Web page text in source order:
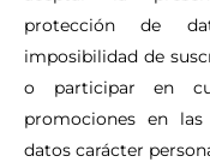
protección de
imposibilidad de
o participar en
promociones en
datos carácter